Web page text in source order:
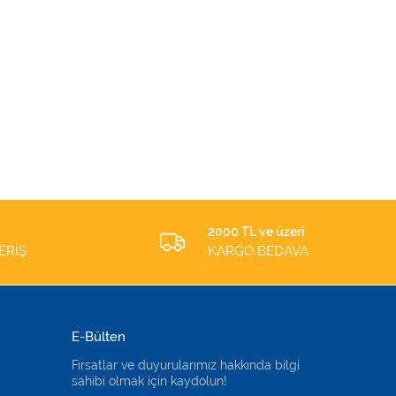
2000 TL ve üzeri
KARGO BEDAVA
E-Bülten
Fırsatlar ve duyurularımız hakkında bilgi
sahibi olmak için kaydolun!